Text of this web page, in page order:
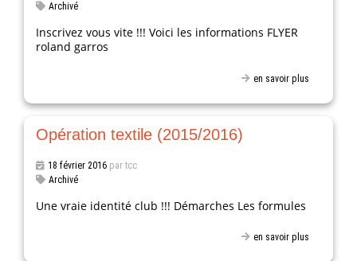
Archivé
Inscrivez vous vite !!! Voici les informations FLYER
roland garros
en savoir plus
Opération textile (2015/2016)
18 février 2016 par tcc
Archivé
Une vraie identité club !!! Démarches Les formules
en savoir plus